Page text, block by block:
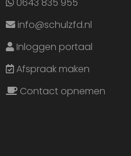
info@schulzfd.nl
Inloggen portaal
Afspraak maken
Contact opnemen